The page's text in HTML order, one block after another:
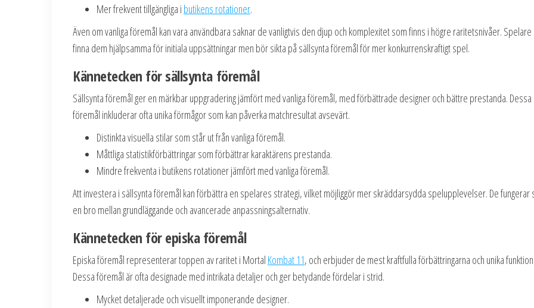
Mer frekvent tillgängliga i butikens rotationer.
Även om vanliga föremål kan vara användbara saknar de vanligtvis den djup och komplexitet som finns i högre raritetsnivåer. Spelare
finna dem hjälpsamma för initiala uppsättningar men bör sikta på sällsynta föremål för mer konkurrenskraftigt spel.
Kännetecken för sällsynta föremål
Sällsynta föremål ger en märkbar uppgradering jämfört med vanliga föremål, med förbättrade designer och bättre prestanda. Dessa
föremål inkluderar ofta unika förmågor som kan påverka matchresultat avsevärt.
Distinkta visuella stilar som står ut från vanliga föremål.
Måttliga statistikförbättringar som förbättrar karaktärens prestanda.
Mindre frekventa i butikens rotationer jämfört med vanliga föremål.
Att investera i sällsynta föremål kan förbättra en spelares strategi, vilket möjliggör mer skräddarsydda spelupplevelser. De fungerar
en bro mellan grundläggande och avancerade anpassningsalternativ.
Kännetecken för episka föremål
Episka föremål representerar toppen av raritet i Mortal Kombat 11, och erbjuder de mest kraftfulla förbättringarna och unika
Dessa föremål är ofta designade med intrikata detaljer och ger betydande fördelar i strid.
Mycket detaljerade och visuellt imponerande designer.